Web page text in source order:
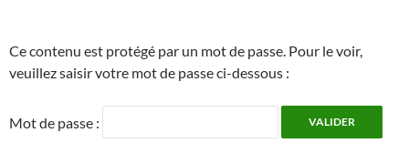
Ce contenu est protégé par un mot de passe. Pour le voir,
veuillez saisir votre mot de passe ci-dessous :
Mot de passe :